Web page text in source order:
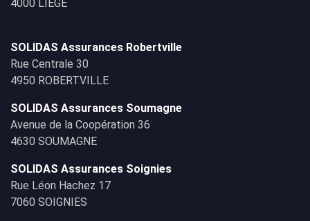
4000 LIEGE
SOLIDAS Assurances Robertville
Rue Centrale 30
4950 ROBERTVILLE
SOLIDAS Assurances Soumagne
Avenue de la Coopération 36
4630 SOUMAGNE
SOLIDAS Assurances Soignies
Rue Léon Hachez 17
7060 SOIGNIES